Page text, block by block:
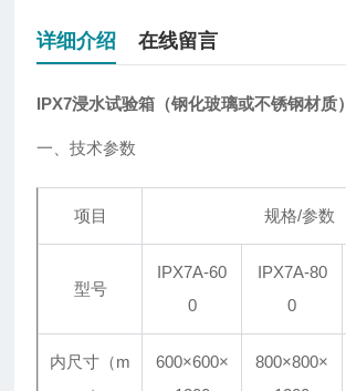
详细介绍 在线留言
IPX7浸水试验箱（钢化玻璃或不锈钢材质）
一、技术参数
项目 规格/参数
型号
IPX7A-60
0
IPX7A-80
0
内尺寸（m
600×600×
800×800×